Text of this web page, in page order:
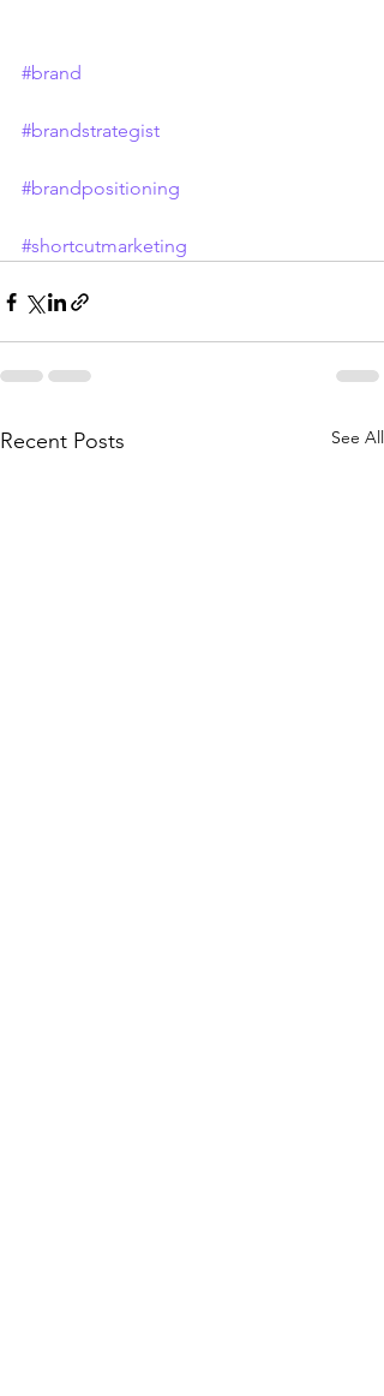
#brand
#brandstrategist
#brandpositioning
#shortcutmarketing
Recent Posts See All